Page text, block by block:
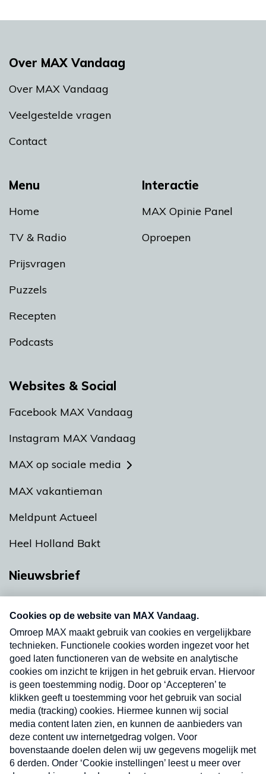
Menu
Home
TV & Radio
Prijsvragen
Puzzels
Recepten
Podcasts
Interactie
MAX Opinie Panel
Oproepen
Over MAX Vandaag
Over MAX Vandaag
Veelgestelde vragen
Contact
Websites & Social
Facebook MAX Vandaag
Instagram MAX Vandaag
MAX op sociale media
MAX vakantieman
Meldpunt Actueel
Heel Holland Bakt
Nieuwsbrief
nieuwsbrief. Elke vrijdag- en dinsdagochtend in
uw mailbox.
Verzend